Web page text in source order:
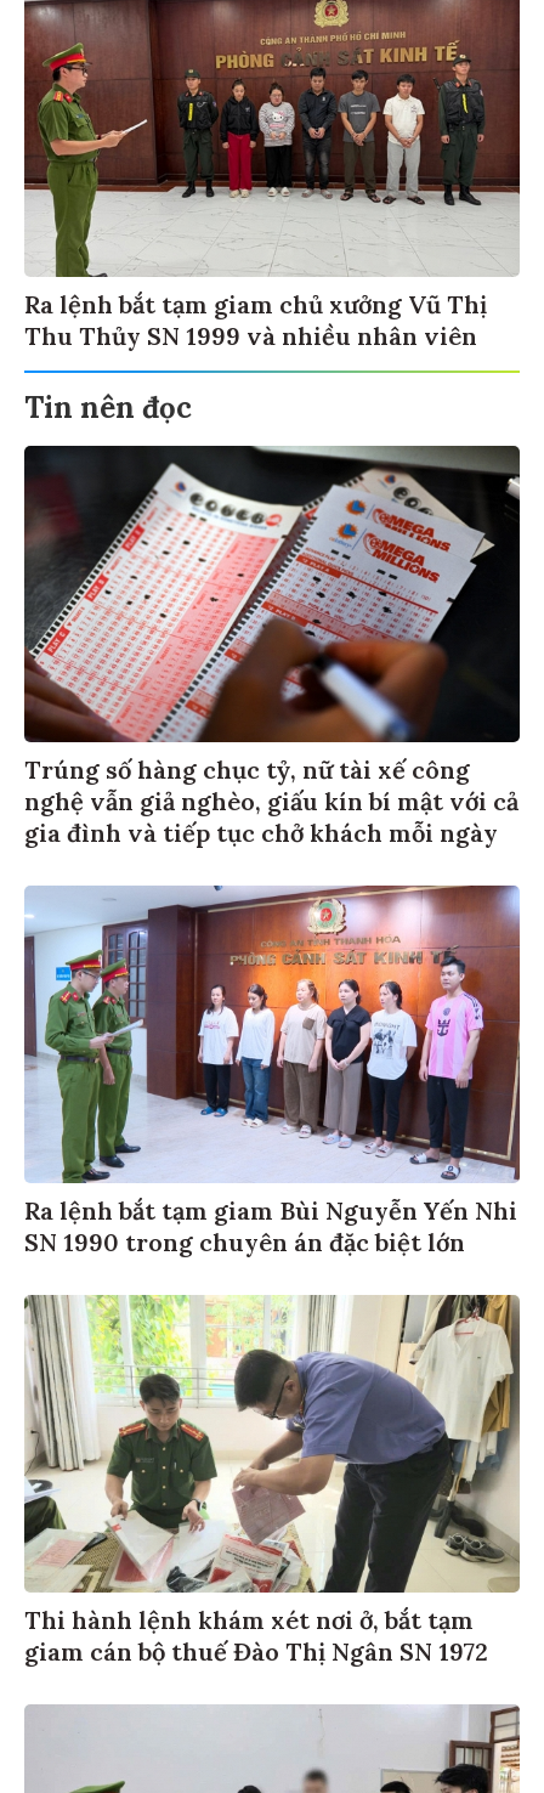
Ra lệnh bắt tạm giam chủ xưởng Vũ Thị
Thu Thủy SN 1999 và nhiều nhân viên
Tin nên đọc
Trúng số hàng chục tỷ, nữ tài xế công
nghệ vẫn giả nghèo, giấu kín bí mật với cả
gia đình và tiếp tục chở khách mỗi ngày
Ra lệnh bắt tạm giam Bùi Nguyễn Yến Nhi
SN 1990 trong chuyên án đặc biệt lớn
Thi hành lệnh khám xét nơi ở, bắt tạm
giam cán bộ thuế Đào Thị Ngân SN 1972